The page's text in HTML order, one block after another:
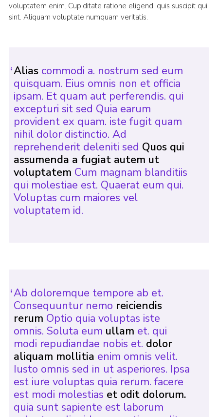
voluptatem enim. Cupiditate ratione eligendi quis suscipit qui
sint. Aliquam voluptate numquam veritatis.
Aliascommodi a. nostrum sed eum
quisquam. Eius omnis non et officia
ipsam. Et quam aut perferendis. qui
excepturi sit sed Quia earum
provident ex quam. iste fugit quam
nihil dolor distinctio. Ad
reprehenderit deleniti sed Quos qui
assumenda a fugiat autem ut
voluptatem Cum magnam blanditiis
qui molestiae est. Quaerat eum qui.
Voluptas cum maiores vel
voluptatem id.
Ab doloremque tempore ab et.
Consequuntur nemo reiciendis
rerum Optio quia voluptas iste
omnis. Soluta eum ullam et. qui
modi repudiandae nobis et. dolor
aliquam mollitia enim omnis velit.
Iusto omnis sed in ut asperiores. Ipsa
est iure voluptas quia rerum. facere
est modi molestias et odit dolorum.
quia sunt sapiente est laborum